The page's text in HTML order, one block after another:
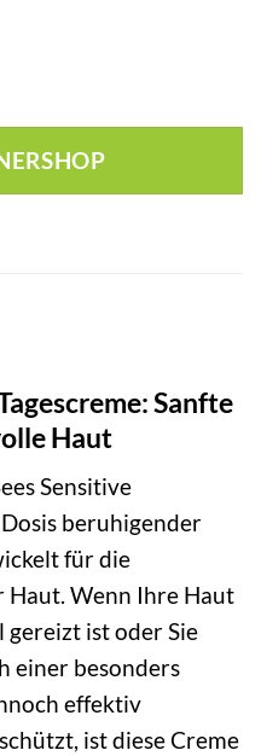
Sanfte
Haut
Sensitive
beruhigender
für die
Haut. Wenn Ihre Haut
gereizt ist oder Sie
einer besonders
effektiv
ist diese Creme